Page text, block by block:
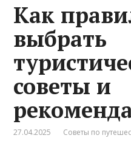
Как
выбрать
советы и
27.04.2025 Советы по